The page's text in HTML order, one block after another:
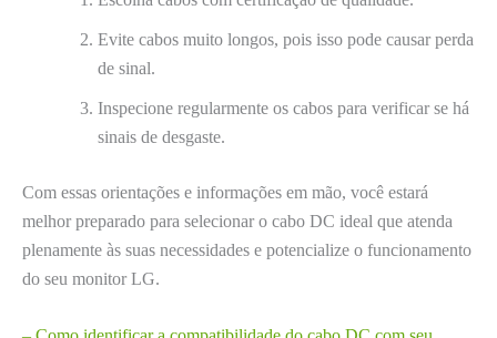
Evite cabos muito longos, pois isso pode causar perda
de sinal.
Inspecione regularmente os cabos para verificar se há
sinais de desgaste.
Com essas orientações e informações em mão, você estará
melhor preparado para selecionar o cabo DC ideal que atenda
plenamente às suas necessidades e potencialize o funcionamento
do seu monitor LG.